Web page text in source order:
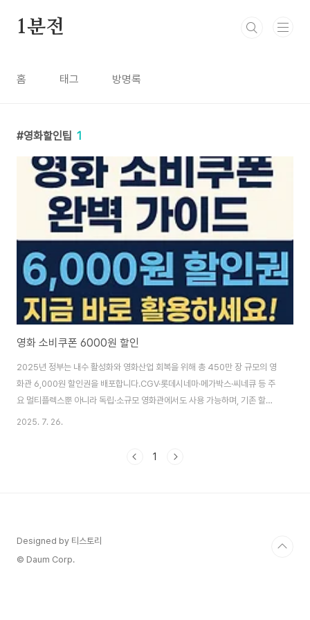
1분전
홈 태그 방명록
영화할인팁 1
영화 소비쿠폰 6000원 할인
2025년 정부는 내수 활성화와 영화산업 회복을 위해 총 450만 장 규모의 영
화관 6,000원 할인권을 배포합니다.CGV·롯데시네마·메가박스·씨네큐 등 주
요 멀티플렉스뿐 아니라 독립·소규모 영화관에서도 사용 가능하며, 기존 할인
과 중복 적용 시 영화관람료를 단돈 1,000원까지 줄일 수 있습니다. 이 글에서
챙겨보세요. 영화 소비쿠폰이란? 정부가 영화산업 침체와 관객 감소에 대응해
2025. 7. 26.
1
Designed by 티스토리
© Daum Corp.